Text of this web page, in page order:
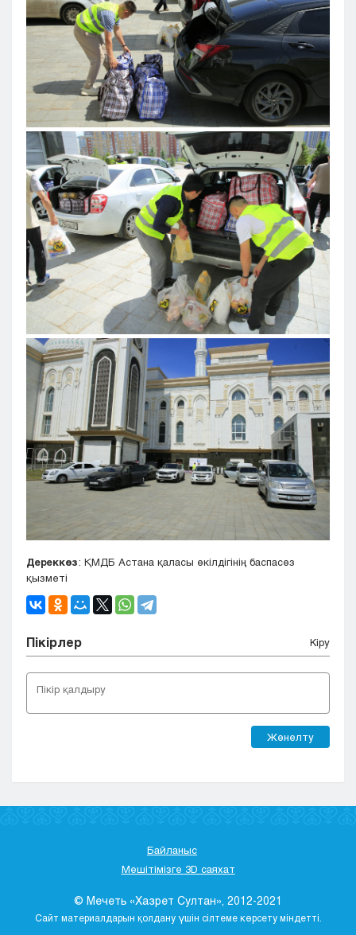
Дереккөз: ҚМДБ Астана қаласы өкілдігінің баспасөз
қызметі
Пікірлер Кіру
Жөнелту
Байланыс
Мешітімізге 3D саяхат
© Мечеть «Хазрет Султан», 2012-2021
Сайт материалдарын қолдану үшін сілтеме көрсету міндетті.